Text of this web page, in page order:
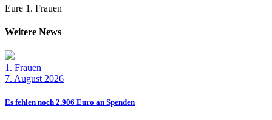
Eure 1. Frauen
Weitere News
1. Frauen
7. August 2026
Es fehlen noch 2.906 Euro an Spenden